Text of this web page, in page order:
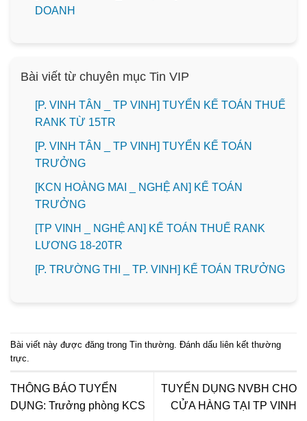
DOANH
Bài viết từ chuyên mục Tin VIP
[P. VINH TÂN _ TP VINH] TUYỂN KẾ TOÁN THUẾ
RANK TỪ 15TR
[P. VINH TÂN _ TP VINH] TUYỂN KẾ TOÁN
TRƯỞNG
️[KCN HOÀNG MAI _ NGHỆ AN] KẾ TOÁN
TRƯỞNG
[TP VINH _ NGHỆ AN] KẾ TOÁN THUẾ RANK
LƯƠNG 18-20TR
️[P. TRƯỜNG THI _ TP. VINH] KẾ TOÁN TRƯỞNG
Bài viết này được đăng trong Tin thường . Đánh dấu liên kết thường
trực
THÔNG BÁO TUYỂN
DỤNG: Trưởng phòng KCS
TUYỂN DỤNG NVBH CHO
CỬA HÀNG TẠI TP VINH